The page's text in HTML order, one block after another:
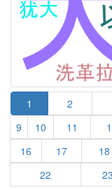
1 2
9
10 11
16
17 18
22
23